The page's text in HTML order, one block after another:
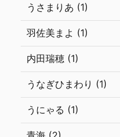
うさまりあ (1)
羽佐美まよ (1)
内田瑞穂 (1)
うなぎひまわり (1)
うにゃる (1)